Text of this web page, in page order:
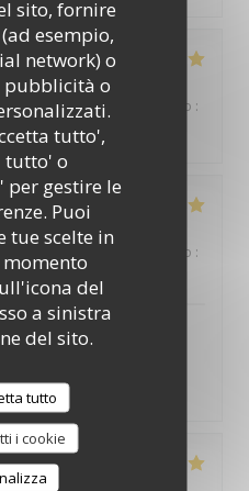
sito, fornire
esempio,
network) o
pubblicità o
tutto',
tutto' o
per gestire le
Puoi
tue scelte in
del
a sinistra
del sito.
tutto
i cookie
Cucina: 5/5 Qualità / Prezzo :
Qualità / Prezzo :
Grande
service personnalisé ...